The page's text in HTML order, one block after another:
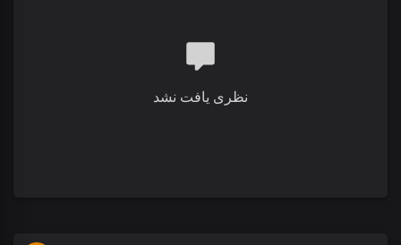
نظری یافت نشد